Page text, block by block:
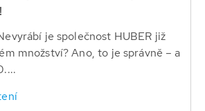
je společnost HUBER již
množství? Ano, to je správně – a